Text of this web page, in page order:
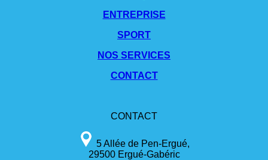
ENTREPRISE
SPORT
NOS SERVICES
CONTACT
CONTACT
5 Allée de Pen-Ergué,
29500 Ergué-Gabéric